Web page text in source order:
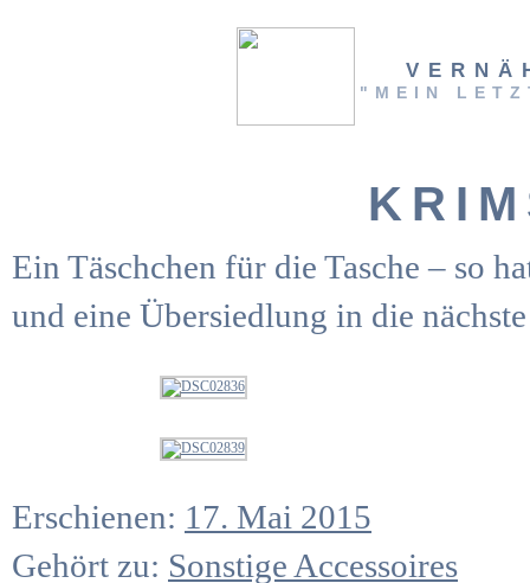
"MEIN
Ein Täschchen für die Tasche – so
und eine Übersiedlung in die
Erschienen: 17. Mai 2015
Gehört zu: Sonstige Accessoires